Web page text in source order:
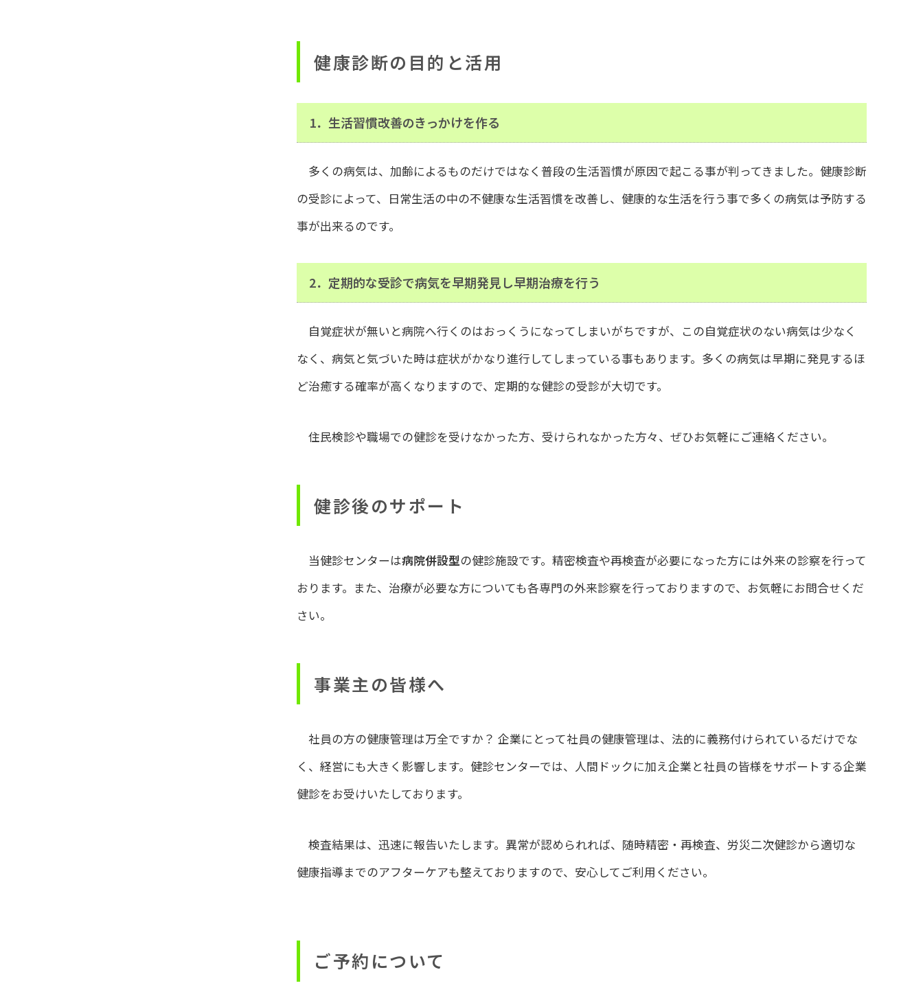
健康診断の目的と活用
1．生活習慣改善のきっかけを作る
多くの病気は、加齢によるものだけではなく普段の生活習慣が原因で起こる事が判ってきました。健康診断
の受診によって、日常生活の中の不健康な生活習慣を改善し、健康的な生活を行う事で多くの病気は予防する
事が出来るのです。
2．定期的な受診で病気を早期発見し早期治療を行う
自覚症状が無いと病院へ行くのはおっくうになってしまいがちですが、この自覚症状のない病気は少なく
なく、病気と気づいた時は症状がかなり進行してしまっている事もあります。多くの病気は早期に発見するほ
ど治癒する確率が高くなりますので、定期的な健診の受診が大切です。
住民検診や職場での健診を受けなかった方、受けられなかった方々、ぜひお気軽にご連絡ください。
健診後のサポート
当健診センターは病院併設型の健診施設です。精密検査や再検査が必要になった方には外来の診察を行って
おります。また、治療が必要な方についても各専門の外来診察を行っておりますので、お気軽にお問合せくだ
さい。
事業主の皆様へ
社員の方の健康管理は万全ですか？ 企業にとって社員の健康管理は、法的に義務付けられているだけでな
く、経営にも大きく影響します。健診センターでは、人間ドックに加え企業と社員の皆様をサポートする企業
健診をお受けいたしております。
検査結果は、迅速に報告いたします。異常が認められれば、随時精密・再検査、労災二次健診から適切な
健康指導までのアフターケアも整えておりますので、安心してご利用ください。
ご予約について